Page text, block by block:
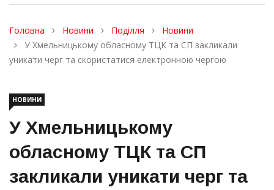
navigation
Головна Новини Поділля
Новини
У Хмельницькому обласному ТЦК та СП закликали
уникати черг та скористатися електронною чергою
НОВИНИ
У Хмельницькому
обласному ТЦК та СП
закликали уникати черг та